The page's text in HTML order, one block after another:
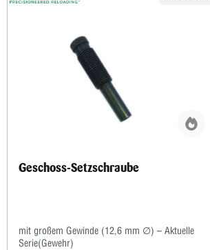
Geschoss-Setzschraube
mit großem Gewinde (12,6 mm ∅) – Aktuelle
Serie(Gewehr)